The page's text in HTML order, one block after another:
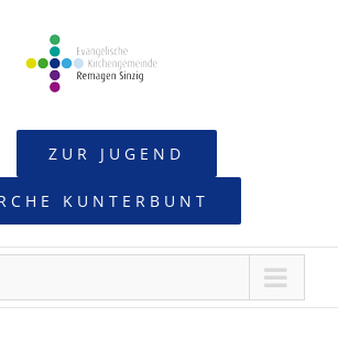
ZUR JUGEND
KUNTERBUNT